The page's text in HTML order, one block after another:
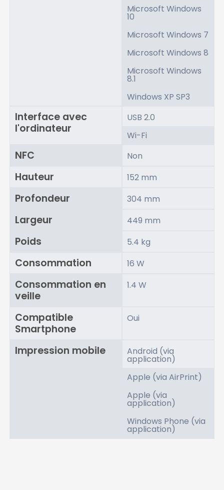
Microsoft Windows
10
Microsoft Windows 7
Microsoft Windows 8
Microsoft Windows
8.1
Windows XP SP3
Interface avec
l'ordinateur
USB 2.0
Wi-Fi
NFC Non
Hauteur 152 mm
Profondeur 304 mm
Largeur 449 mm
Poids 5.4 kg
Consommation 16 W
Consommation en
veille
1.4 W
Compatible
Smartphone
Oui
Impression mobile Android (via
application)
Apple (via AirPrint)
Apple (via
application)
Windows Phone (via
application)